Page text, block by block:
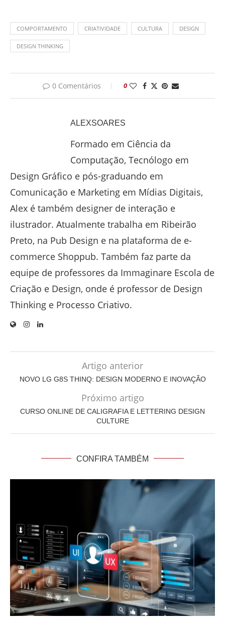
COMPORTAMENTO CRIATIVIDADE CULTURA DESIGN
DESIGN THINKING
0 Comentários 0
ALEXSOARES
Formado em Ciência da
Computação, Tecnólogo em
Design Gráfico e pós-graduando em
Comunicação e Marketing em Mídias Digitais,
Alex é também designer de interação e
ilustrador. Atualmente trabalha em Ribeirão
Preto, na Pub Design e na plataforma de e-
commerce Shoppub. Também faz parte da
equipe de professores da Immaginare Escola de
Criação e Design, onde é professor de Design
Thinking e Processo Criativo.
Artigo anterior
NOVO LG G8S THINQ: DESIGN MODERNO E INOVAÇÃO
Próximo artigo
CURSO ONLINE DE CALIGRAFIA E LETTERING DESIGN
CULTURE
CONFIRA TAMBÉM